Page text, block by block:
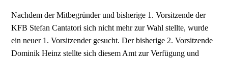
Nachdem der Mitbegründer und bisherige 1. Vorsitzende der
KFB Stefan Cantatori sich nicht mehr zur Wahl stellte, wurde
ein neuer 1. Vorsitzender gesucht. Der bisherige 2. Vorsitzende
Dominik Heinz stellte sich diesem Amt zur Verfügung und